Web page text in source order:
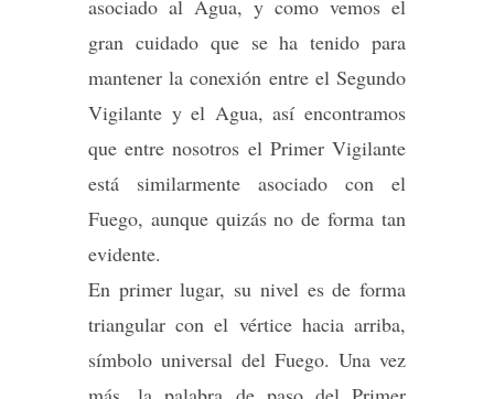
asociado al Agua, y como vemos el
gran cuidado que se ha tenido para
mantener la conexión entre el Segundo
Vigilante y el Agua, así encontramos
que entre nosotros el Primer Vigilante
está similarmente asociado con el
Fuego, aunque quizás no de forma tan
evidente.
En primer lugar, su nivel es de forma
triangular con el vértice hacia arriba,
símbolo universal del Fuego. Una vez